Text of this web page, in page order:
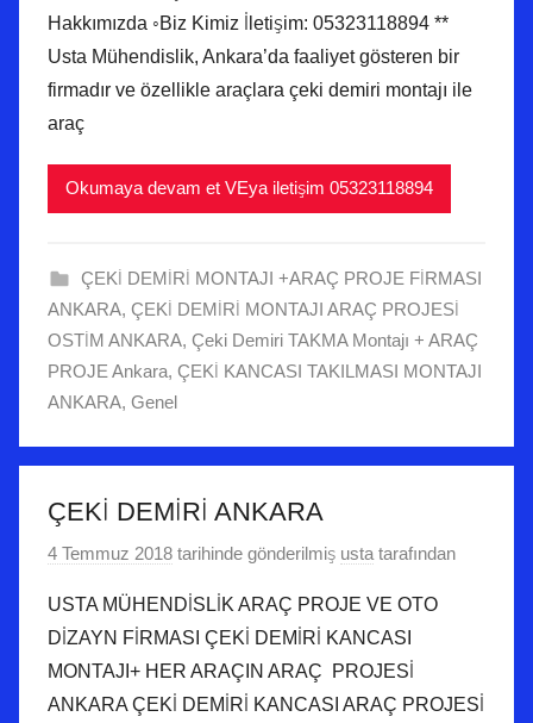
Hakkımızda ◦Biz Kimiz İletişim: 05323118894 **
Usta Mühendislik, Ankara’da faaliyet gösteren bir
firmadır ve özellikle araçlara çeki demiri montajı ile
araç
Okumaya devam et VEya iletişim 05323118894
ÇEKİ DEMİRİ MONTAJI +ARAÇ PROJE FİRMASI
ANKARA, ÇEKİ DEMİRİ MONTAJI ARAÇ PROJESİ
OSTİM ANKARA, Çeki Demiri TAKMA Montajı + ARAÇ
PROJE Ankara, ÇEKİ KANCASI TAKILMASI MONTAJI
ANKARA, Genel
ÇEKİ DEMİRİ ANKARA
4 Temmuz 2018 tarihinde gönderilmiş usta tarafından
USTA MÜHENDİSLİK ARAÇ PROJE VE OTO
DİZAYN FİRMASI ÇEKİ DEMİRİ KANCASI
MONTAJI+ HER ARAÇIN ARAÇ PROJESİ
ANKARA ÇEKİ DEMİRİ KANCASI ARAÇ PROJESİ